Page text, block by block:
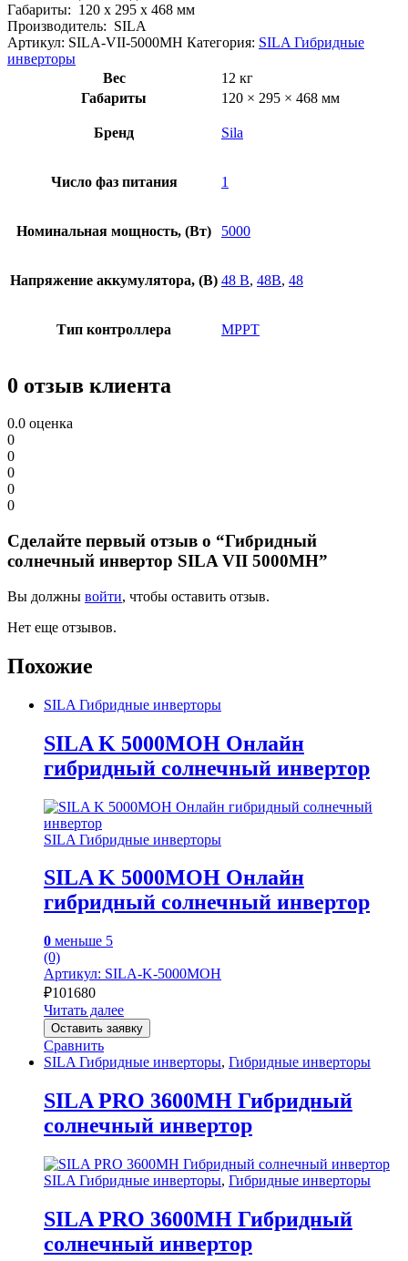
Габариты: 120 x 295 x 468 мм
Производитель: SILA
Артикул: SILA-VII-5000MH Категория: SILA Гибридные
инверторы
Вес
12 кг
Габариты
120 × 295 × 468 мм
Бренд Sila
Число фаз питания 1
Номинальная мощность, (Вт) 5000
Напряжение аккумулятора, (В) 48 В, 48В, 48
Тип контроллера MPPT
0 отзыв клиента
0.0 оценка
0
0
0
0
0
Сделайте первый отзыв о “Гибридный
солнечный инвертор SILA VII 5000MH”
Вы должны войти, чтобы оставить отзыв.
Нет еще отзывов.
Похожие
SILA Гибридные инверторы
SILA K 5000MOH Онлайн
гибридный солнечный инвертор
SILA Гибридные инверторы
SILA K 5000MOH Онлайн
гибридный солнечный инвертор
0 меньше 5
(0)
Артикул: SILA-K-5000MO​​H
₽101680
Читать далее
Оставить заявку
Сравнить
SILA Гибридные инверторы, Гибридные инверторы
SILA PRO 3600MH Гибридный
солнечный инвертор
SILA Гибридные инверторы, Гибридные инверторы
SILA PRO 3600MH Гибридный
солнечный инвертор